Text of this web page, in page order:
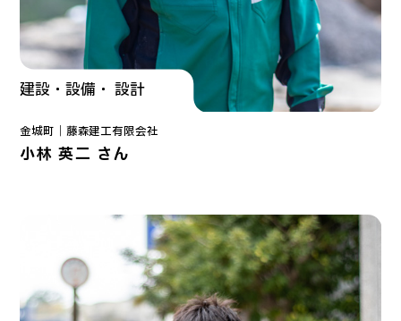
建設・設備・ 設計
金城町｜ 藤森建工有限会社
小林 英二 さん